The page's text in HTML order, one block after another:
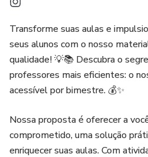
✔ Atividades lúdicas e reflexivas
✔ Avaliação trimestral com
✔ Propostas de projeto
✔ Linguagem acessível para os
Transforme suas aulas e
seus alunos com o nosso
qualidade! 💡📚 Descubra o
professores mais eficientes: o
acessível por bimestre. 💰✨
Nossa proposta é oferecer a
comprometido, uma solução
enriquecer suas aulas. Com